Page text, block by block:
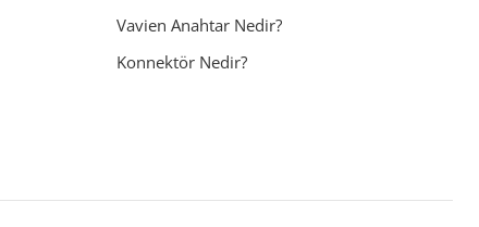
Vavien Anahtar Nedir?
Konnektör Nedir?